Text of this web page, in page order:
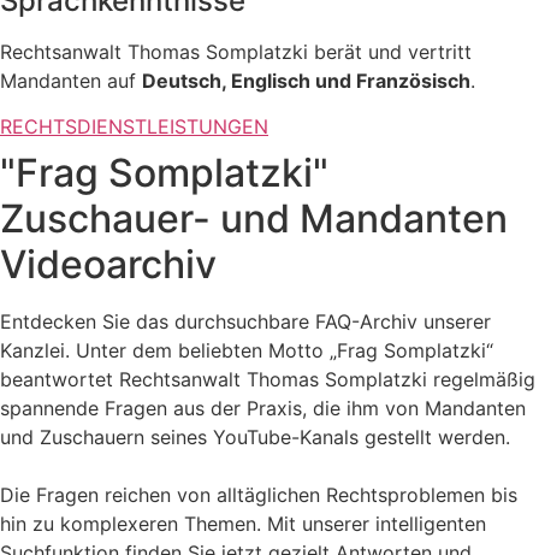
Rechtsanwalt Thomas Somplatzki berät und vertritt
Mandanten auf Deutsch, Englisch und Französisch.
RECHTSDIENSTLEISTUNGEN
"Frag Somplatzki"
Zuschauer- und Mandanten
Videoarchiv
Entdecken Sie das durchsuchbare FAQ-Archiv unserer
Kanzlei. Unter dem beliebten Motto „Frag Somplatzki“
beantwortet Rechtsanwalt Thomas Somplatzki regelmäßig
spannende Fragen aus der Praxis, die ihm von Mandanten
und Zuschauern seines YouTube-Kanals gestellt werden.
Die Fragen reichen von alltäglichen Rechtsproblemen bis
hin zu komplexeren Themen. Mit unserer intelligenten